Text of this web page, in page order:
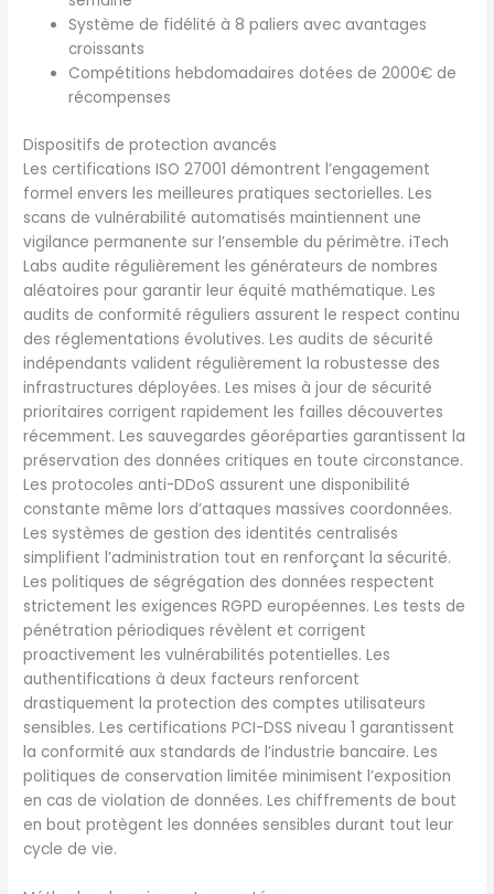
Système de fidélité à 8 paliers avec avantages
croissants
Compétitions hebdomadaires dotées de 2000€ de
récompenses
Dispositifs de protection avancés
Les certifications ISO 27001 démontrent l’engagement
formel envers les meilleures pratiques sectorielles. Les
scans de vulnérabilité automatisés maintiennent une
vigilance permanente sur l’ensemble du périmètre. iTech
Labs audite régulièrement les générateurs de nombres
aléatoires pour garantir leur équité mathématique. Les
audits de conformité réguliers assurent le respect continu
des réglementations évolutives. Les audits de sécurité
indépendants valident régulièrement la robustesse des
infrastructures déployées. Les mises à jour de sécurité
prioritaires corrigent rapidement les failles découvertes
récemment. Les sauvegardes géoréparties garantissent la
préservation des données critiques en toute circonstance.
Les protocoles anti-DDoS assurent une disponibilité
constante même lors d’attaques massives coordonnées.
Les systèmes de gestion des identités centralisés
simplifient l’administration tout en renforçant la sécurité.
Les politiques de ségrégation des données respectent
strictement les exigences RGPD européennes. Les tests de
pénétration périodiques révèlent et corrigent
proactivement les vulnérabilités potentielles. Les
authentifications à deux facteurs renforcent
drastiquement la protection des comptes utilisateurs
sensibles. Les certifications PCI-DSS niveau 1 garantissent
la conformité aux standards de l’industrie bancaire. Les
politiques de conservation limitée minimisent l’exposition
en cas de violation de données. Les chiffrements de bout
en bout protègent les données sensibles durant tout leur
cycle de vie.